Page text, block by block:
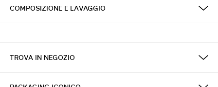
COMPOSIZIONE E LAVAGGIO
TROVA IN NEGOZIO